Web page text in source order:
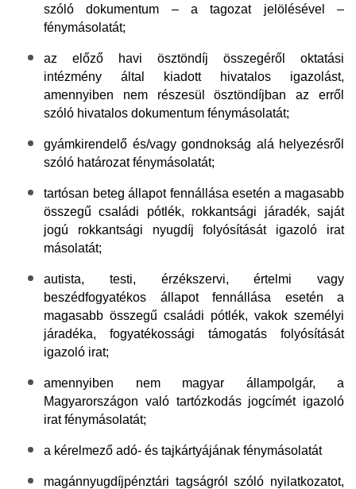
szóló dokumentum – a tagozat jelölésével –
fénymásolatát;
az előző havi ösztöndíj összegéről oktatási
intézmény által kiadott hivatalos igazolást,
amennyiben nem részesül ösztöndíjban az erről
szóló hivatalos dokumentum fénymásolatát;
gyámkirendelő és/vagy gondnokság alá helyezésről
szóló határozat fénymásolatát;
tartósan beteg állapot fennállása esetén a magasabb
összegű családi pótlék, rokkantsági járadék, saját
jogú rokkantsági nyugdíj folyósítását igazoló irat
másolatát;
autista, testi, érzékszervi, értelmi vagy
beszédfogyatékos állapot fennállása esetén a
magasabb összegű családi pótlék, vakok személyi
járadéka, fogyatékossági támogatás folyósítását
igazoló irat;
amennyiben nem magyar állampolgár, a
Magyarországon való tartózkodás jogcímét igazoló
irat fénymásolatát;
a kérelmező adó- és tajkártyájának fénymásolatát
magánnyugdíjpénztári tagságról szóló nyilatkozatot,